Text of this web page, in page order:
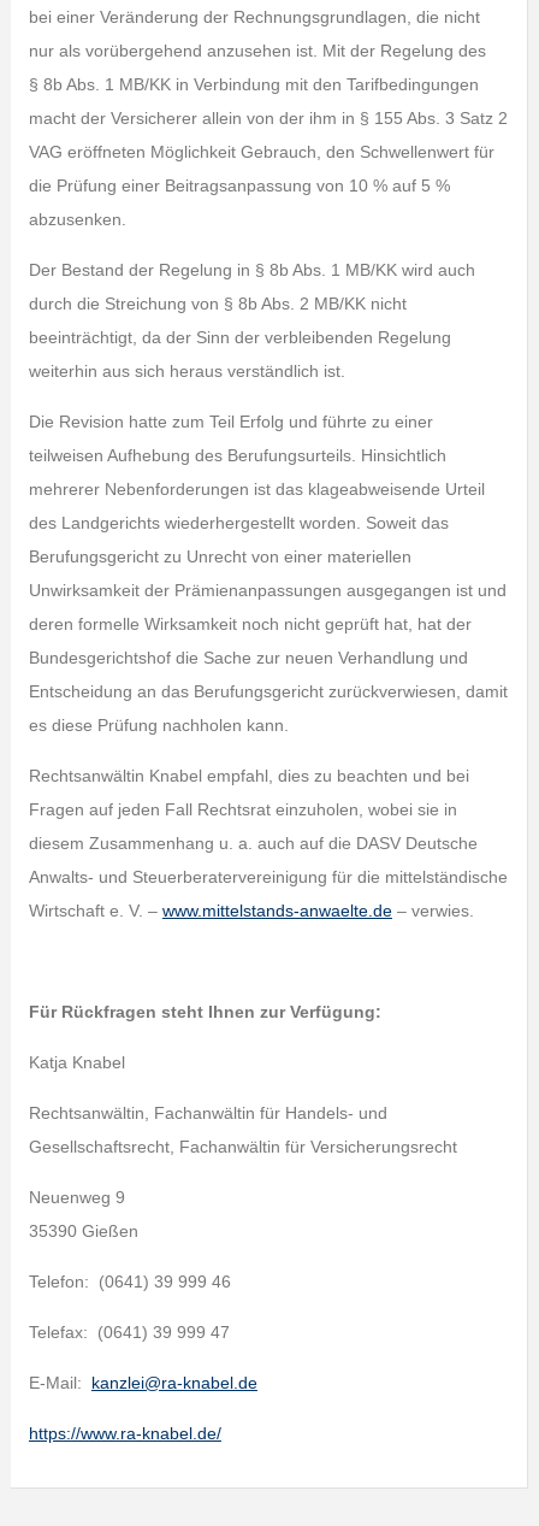
bei einer Veränderung der Rechnungsgrundlagen, die nicht
nur als vorübergehend anzusehen ist. Mit der Regelung des
§ 8b Abs. 1 MB/KK in Verbindung mit den Tarifbedingungen
macht der Versicherer allein von der ihm in § 155 Abs. 3 Satz 2
VAG eröffneten Möglichkeit Gebrauch, den Schwellenwert für
die Prüfung einer Beitragsanpassung von 10 % auf 5 %
abzusenken.
Der Bestand der Regelung in § 8b Abs. 1 MB/KK wird auch
durch die Streichung von § 8b Abs. 2 MB/KK nicht
beeinträchtigt, da der Sinn der verbleibenden Regelung
weiterhin aus sich heraus verständlich ist.
Die Revision hatte zum Teil Erfolg und führte zu einer
teilweisen Aufhebung des Berufungsurteils. Hinsichtlich
mehrerer Nebenforderungen ist das klageabweisende Urteil
des Landgerichts wiederhergestellt worden. Soweit das
Berufungsgericht zu Unrecht von einer materiellen
Unwirksamkeit der Prämienanpassungen ausgegangen ist und
deren formelle Wirksamkeit noch nicht geprüft hat, hat der
Bundesgerichtshof die Sache zur neuen Verhandlung und
Entscheidung an das Berufungsgericht zurückverwiesen, damit
es diese Prüfung nachholen kann.
Rechtsanwältin Knabel empfahl, dies zu beachten und bei
Fragen auf jeden Fall Rechtsrat einzuholen, wobei sie in
diesem Zusammenhang u. a. auch auf die DASV Deutsche
Anwalts- und Steuerberatervereinigung für die mittelständische
Wirtschaft e. V. – www.mittelstands-anwaelte.de– verwies.
Für Rückfragen steht Ihnen zur Verfügung:
Katja Knabel
Rechtsanwältin, Fachanwältin für Handels- und
Gesellschaftsrecht, Fachanwältin für Versicherungsrecht
Neuenweg 9
35390 Gießen
Telefon: (0641) 39 999 46
Telefax: (0641) 39 999 47
E-Mail: kanzlei@ra-knabel.de
https://www.ra-knabel.de/